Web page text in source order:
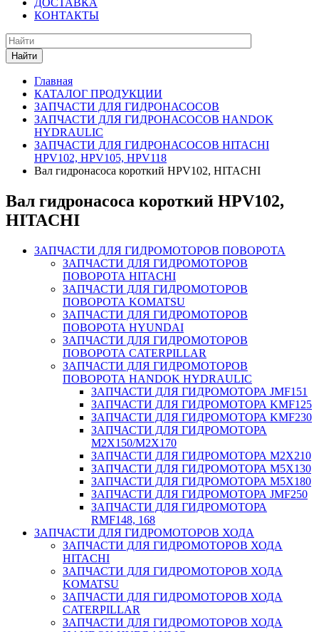
ДОСТАВКА
КОНТАКТЫ
Найти
Главная
КАТАЛОГ ПРОДУКЦИИ
ЗАПЧАСТИ ДЛЯ ГИДРОНАСОСОВ
ЗАПЧАСТИ ДЛЯ ГИДРОНАСОСОВ HANDOK
HYDRAULIC
ЗАПЧАСТИ ДЛЯ ГИДРОНАСОСОВ HITACHI
HPV102, HPV105, HPV118
Вал гидронасоса короткий HPV102, HITACHI
Вал гидронасоса короткий HPV102,
HITACHI
ЗАПЧАСТИ ДЛЯ ГИДРОМОТОРОВ ПОВОРОТА
ЗАПЧАСТИ ДЛЯ ГИДРОМОТОРОВ
ПОВОРОТА HITACHI
ЗАПЧАСТИ ДЛЯ ГИДРОМОТОРОВ
ПОВОРОТА KOMATSU
ЗАПЧАСТИ ДЛЯ ГИДРОМОТОРОВ
ПОВОРОТА HYUNDAI
ЗАПЧАСТИ ДЛЯ ГИДРОМОТОРОВ
ПОВОРОТА CATERPILLAR
ЗАПЧАСТИ ДЛЯ ГИДРОМОТОРОВ
ПОВОРОТА HANDOK HYDRAULIC
ЗАПЧАСТИ ДЛЯ ГИДРОМОТОРА JMF151
ЗАПЧАСТИ ДЛЯ ГИДРОМОТОРА KMF125
ЗАПЧАСТИ ДЛЯ ГИДРОМОТОРА KMF230
ЗАПЧАСТИ ДЛЯ ГИДРОМОТОРА
M2X150/M2X170
ЗАПЧАСТИ ДЛЯ ГИДРОМОТОРА M2X210
ЗАПЧАСТИ ДЛЯ ГИДРОМОТОРА M5X130
ЗАПЧАСТИ ДЛЯ ГИДРОМОТОРА M5X180
ЗАПЧАСТИ ДЛЯ ГИДРОМОТОРА JMF250
ЗАПЧАСТИ ДЛЯ ГИДРОМОТОРА
RMF148, 168
ЗАПЧАСТИ ДЛЯ ГИДРОМОТОРОВ ХОДА
ЗАПЧАСТИ ДЛЯ ГИДРОМОТОРОВ ХОДА
HITACHI
ЗАПЧАСТИ ДЛЯ ГИДРОМОТОРОВ ХОДА
KOMATSU
ЗАПЧАСТИ ДЛЯ ГИДРОМОТОРОВ ХОДА
CATERPILLAR
ЗАПЧАСТИ ДЛЯ ГИДРОМОТОРОВ ХОДА